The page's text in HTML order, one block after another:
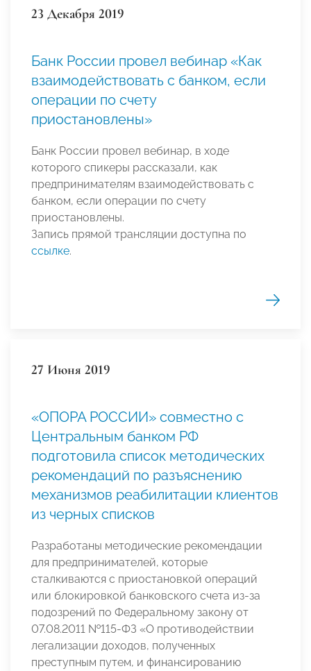
23 Декабря 2019
Банк России провел вебинар «Как
взаимодействовать с банком, если
операции по счету
приостановлены»
Банк России провел вебинар, в ходе
которого спикеры рассказали, как
предпринимателям взаимодействовать с
банком, если операции по счету
приостановлены.
Запись прямой трансляции доступна по
ссылке.
27 Июня 2019
«ОПОРА РОССИИ» совместно с
Центральным банком РФ
подготовила список методических
рекомендаций по разъяснению
механизмов реабилитации клиентов
из черных списков
Разработаны методические рекомендации
для предпринимателей, которые
сталкиваются с приостановкой операций
или блокировкой банковского счета из-за
подозрений по Федеральному закону от
07.08.2011 №115-ФЗ «О противодействии
легализации доходов, полученных
преступным путем, и финансированию